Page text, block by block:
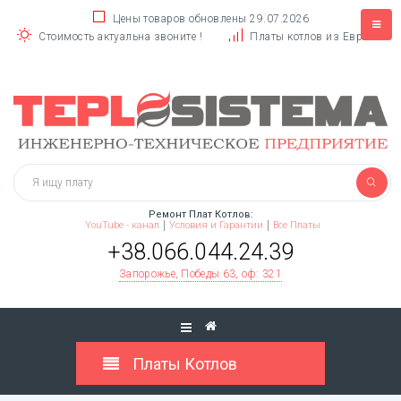
Цены товаров обновлены 29.07.2026
Стоимость актуальна звоните !
Платы котлов из Европы
Ремонт Плат Котлов:
YouTube - канал
Условия и Гарантии Все Платы
+38.066.044.24.39
Запорожье, Победы 63, оф: 321
Платы Котлов